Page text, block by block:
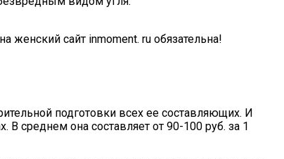
женский сайт inmoment. ru обязательна!
подготовки всех ее составляющих. И
В среднем она составляет от 90-100 руб. за 1